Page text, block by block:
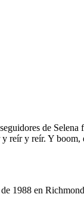
de
reír y reír. Y boom,
1988 en